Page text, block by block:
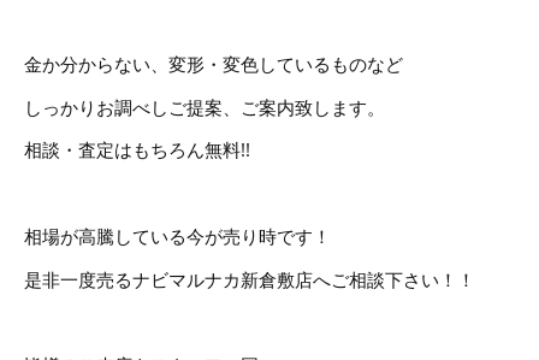
金か分からない、変形・変色しているものなど
しっかりお調べしご提案、ご案内致します。
相談・査定はもちろん無料!!
相場が高騰している今が売り時です！
是非一度売るナビマルナカ新倉敷店へご相談下さい！！